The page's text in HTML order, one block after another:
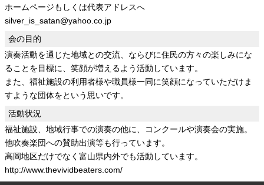
ホームページもしくは代表アドレスへ
silver_is_satan@yahoo.co.jp
会の目的
演奏活動を通じた地域との交流、ならびに住民の方々の楽しみにな
ることを目標に、笑顔が増えるよう活動しています。
また、福祉施設の利用者様や職員様一同に笑顔になっていただけま
すような団体をという思いです。
活動状況
福祉施設、地域行事での演奏の他に、コンクールや演奏会の実施。
他吹奏楽団への賛助出演等も行っています。
高岡地区だけでなく富山県内外でも活動しています。
http://www.thevividbeaters.com/